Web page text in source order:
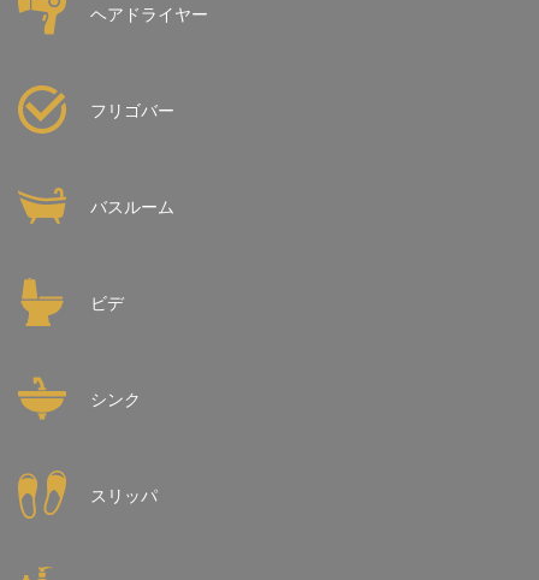
ヘアドライヤー
フリゴバー
バスルーム
ビデ
シンク
スリッパ